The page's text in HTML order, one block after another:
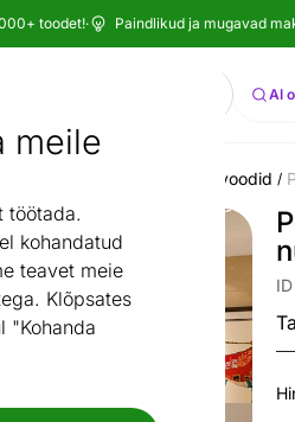
meile
töötada.
kohandatud
teavet meie
Klõpsates
"Kohanda
toodet!· Paindlikud ja mugavad
Otsi AI
Pesukastiga nurgadiivanvoodid /